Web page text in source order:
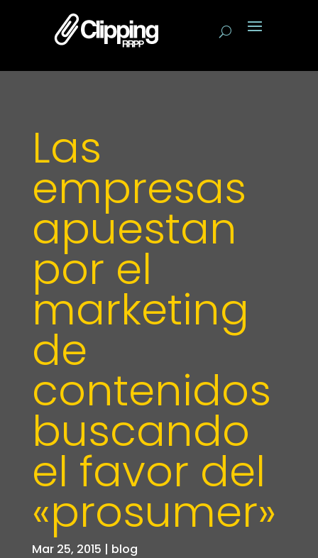
Las
empresas
apuestan
por el
marketing
de
contenidos
buscando
el favor del
«prosumer»
Mar 25, 2015 | blog